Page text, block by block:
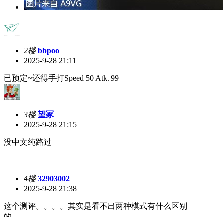
2楼 bbpoo
2025-9-28 21:11
已预定~还得手打Speed 50 Atk. 99
3楼 望冢
2025-9-28 21:15
没中文纯路过
4楼 32903002
2025-9-28 21:38
这个测评。。。。其实是看不出两种模式有什么区别